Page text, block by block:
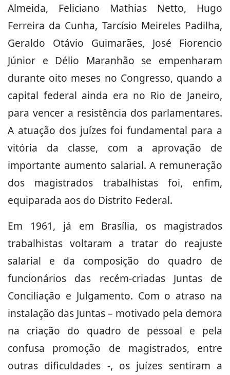
Almeida, Feliciano Mathias Netto, Hugo
Ferreira da Cunha, Tarcísio Meireles Padilha,
Geraldo Otávio Guimarães, José Fiorencio
Júnior e Délio Maranhão se empenharam
durante oito meses no Congresso, quando a
capital federal ainda era no Rio de Janeiro,
para vencer a resistência dos parlamentares.
A atuação dos juízes foi fundamental para a
vitória da classe, com a aprovação de
importante aumento salarial. A remuneração
dos magistrados trabalhistas foi, enfim,
equiparada aos do Distrito Federal.
Em 1961, já em Brasília, os magistrados
trabalhistas voltaram a tratar do reajuste
salarial e da composição do quadro de
funcionários das recém-criadas Juntas de
Conciliação e Julgamento. Com o atraso na
instalação das Juntas – motivado pela demora
na criação do quadro de pessoal e pela
confusa promoção de magistrados, entre
outras dificuldades -, os juízes sentiram a